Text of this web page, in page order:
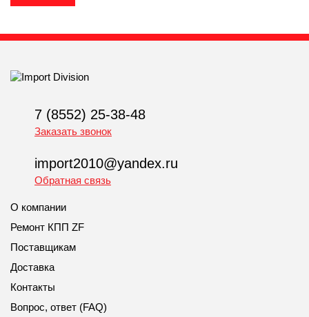
7 (8552) 25-38-48
Заказать звонок
import2010@yandex.ru
Обратная связь
О компании
Ремонт КПП ZF
Поставщикам
Доставка
Контакты
Вопрос, ответ (FAQ)